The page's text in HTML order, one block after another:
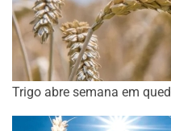
Trigo abre semana em